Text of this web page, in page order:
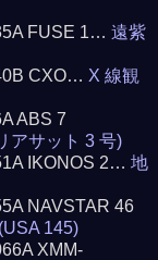
FUSE 1…遠紫
CXO… X 線観
ABS 7
アサット 3 号)
IKONOS 2…地
NAVSTAR 46
145)
XMM-